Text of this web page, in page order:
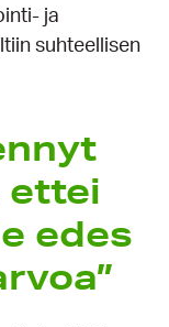
ja
suhteellisen
ettei
edes